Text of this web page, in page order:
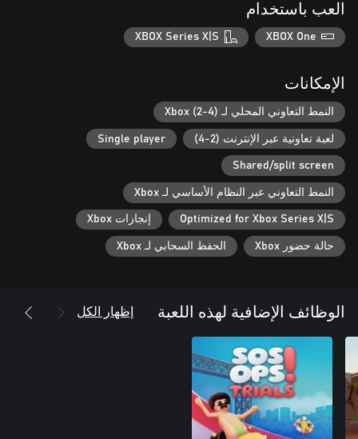
العب باستخدام
XBOX One
XBOX Series X|S
الإمكانات
النمط التعاوني المحلي لـ Xbox (2-4)
لعبة تعاونية عبر الإنترنت (2-4) Single player
Shared/split screen
النمط التعاوني عبر النظام الأساسي لـ Xbox
Optimized for Xbox Series X|S إنجازات Xbox
حالة حضور Xbox الحفظ السحابي لـ Xbox
الوظائف الإضافية لهذه اللعبة إظهار الكل